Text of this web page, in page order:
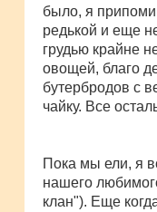
было, я
редькой и еще
грудью крайне
овощей, благо
бутербродов с
чайку. Все
Пока мы ели, я
нашего
клан"). Еще